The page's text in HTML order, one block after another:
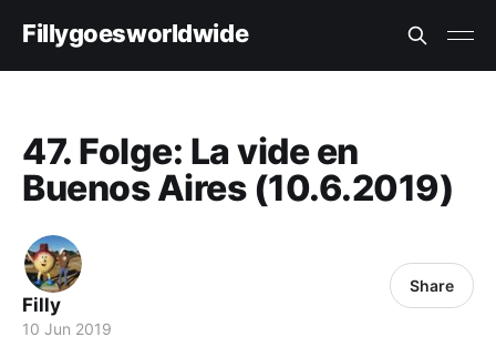
Fillygoesworldwide
47. Folge: La vide en
Buenos Aires (10.6.2019)
Filly
10 Jun 2019
Share